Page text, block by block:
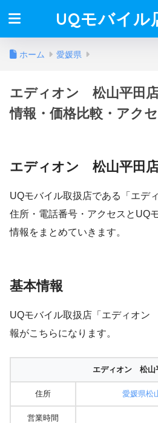
UQモバイル
ホーム 愛媛県
エディオン 松山平田
情報・価格比較・アク
エディオン 松山平田
UQモバイル取扱店である「エ
住所・電話番号・アクセスとUQ
情報をまとめていきます。
基本情報
UQモバイル取扱店「エディオ
報がこちらになります。
エディオン 松山
住所 愛媛県松
営業時間